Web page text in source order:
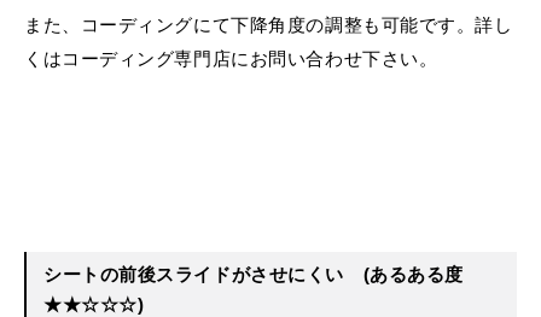
また、コーディングにて下降角度の調整も可能です。詳し
くはコーディング専門店にお問い合わせ下さい。
シートの前後スライドがさせにくい (あるある度
★★☆☆☆)